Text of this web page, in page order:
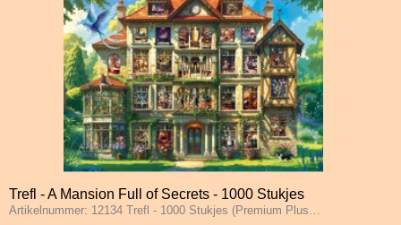
Trefl - A Mansion Full of Secrets - 1000 Stukjes
Artikelnummer: 12134 Trefl - 1000 Stukjes (Premium Plus…